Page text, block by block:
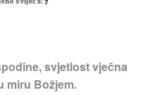
svjetlost vječna
miru Božjem.